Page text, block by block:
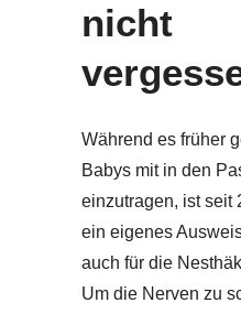
nicht
Während es früher
Babys mit in den
einzutragen, ist seit
ein eigenes
auch für die
Um die Nerven zu